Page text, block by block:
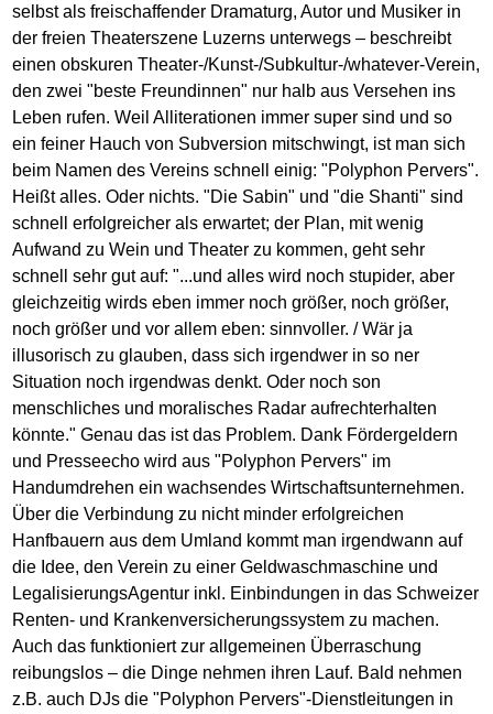
selbst als freischaffender Dramaturg, Autor und Musiker in
der freien Theaterszene Luzerns unterwegs – beschreibt
einen obskuren Theater-/Kunst-/Subkultur-/whatever-Verein,
den zwei "beste Freundinnen" nur halb aus Versehen ins
Leben rufen. Weil Alliterationen immer super sind und so
ein feiner Hauch von Subversion mitschwingt, ist man sich
beim Namen des Vereins schnell einig: "Polyphon Pervers".
Heißt alles. Oder nichts. "Die Sabin" und "die Shanti" sind
schnell erfolgreicher als erwartet; der Plan, mit wenig
Aufwand zu Wein und Theater zu kommen, geht sehr
schnell sehr gut auf: "...und alles wird noch stupider, aber
gleichzeitig wirds eben immer noch größer, noch größer,
noch größer und vor allem eben: sinnvoller. / Wär ja
illusorisch zu glauben, dass sich irgendwer in so ner
Situation noch irgendwas denkt. Oder noch son
menschliches und moralisches Radar aufrechterhalten
könnte." Genau das ist das Problem. Dank Fördergeldern
und Presseecho wird aus "Polyphon Pervers" im
Handumdrehen ein wachsendes Wirtschaftsunternehmen.
Über die Verbindung zu nicht minder erfolgreichen
Hanfbauern aus dem Umland kommt man irgendwann auf
die Idee, den Verein zu einer Geldwaschmaschine und
LegalisierungsAgentur inkl. Einbindungen in das Schweizer
Renten- und Krankenversicherungssystem zu machen.
Auch das funktioniert zur allgemeinen Überraschung
reibungslos – die Dinge nehmen ihren Lauf. Bald nehmen
z.B. auch DJs die "Polyphon Pervers"-Dienstleitungen in